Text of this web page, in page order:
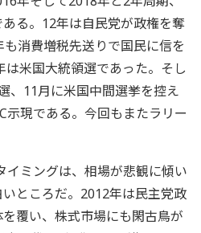
る。12年は自民党が政権を奪
消費増税先送りで国民に信を
米国大統領選であった。そし
、11月に米国中間選挙を控え
示現である。今回もまたラリー
イミングは、相場が悲観に傾い
ところだ。2012年は民主党政
覆い、株式市場にも閑古鳥が